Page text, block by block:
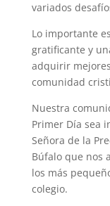
variados
Lo importante
gratificante y
adquirir
comunidad
Nuestra
Primer Día sea
Señora de la
Búfalo que nos
los más
colegio.